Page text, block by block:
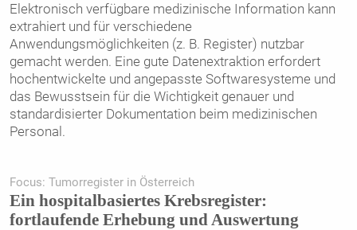
Elektronisch verfügbare medizinische Information kann
extrahiert und für verschiedene
Anwendungsmöglichkeiten (z. B. Register) nutzbar
gemacht werden. Eine gute Datenextraktion erfordert
hochentwickelte und angepasste Softwaresysteme und
das Bewusstsein für die Wichtigkeit genauer und
standardisierter Dokumentation beim medizinischen
Personal.
Focus: Tumorregister in Österreich
Ein hospitalbasiertes Krebsregister:
fortlaufende Erhebung und Auswertung